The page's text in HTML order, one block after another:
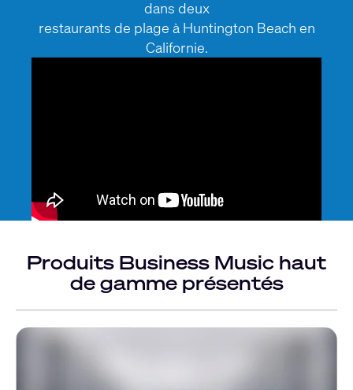
dans deux
restaurants de plage à Huntington Beach en
Californie.
Produits Business Music haut
de gamme présentés